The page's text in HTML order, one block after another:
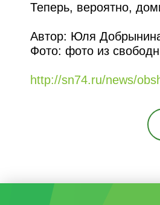
Теперь, вероятно,
Автор: Юля
Фото: фото из
http://sn74.ru/news/